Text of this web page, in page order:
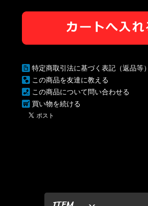
特定商取引法に基づく表記（返品等）
この商品を友達に教える
この商品について問い合わせる
買い物を続ける